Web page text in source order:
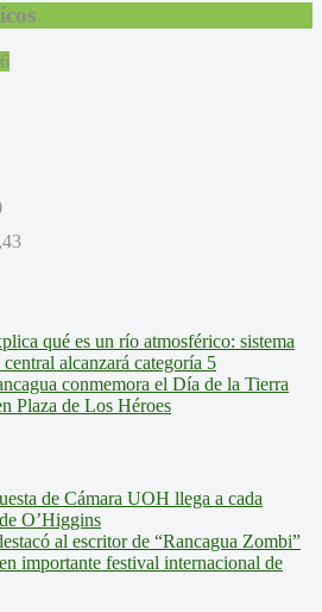
qué es un río atmosférico: sistema
alcanzará categoría 5
conmemora el Día de la Tierra
Plaza de Los Héroes
de Cámara UOH llega a cada
O’Higgins
al escritor de “Rancagua Zombi”
importante festival internacional de